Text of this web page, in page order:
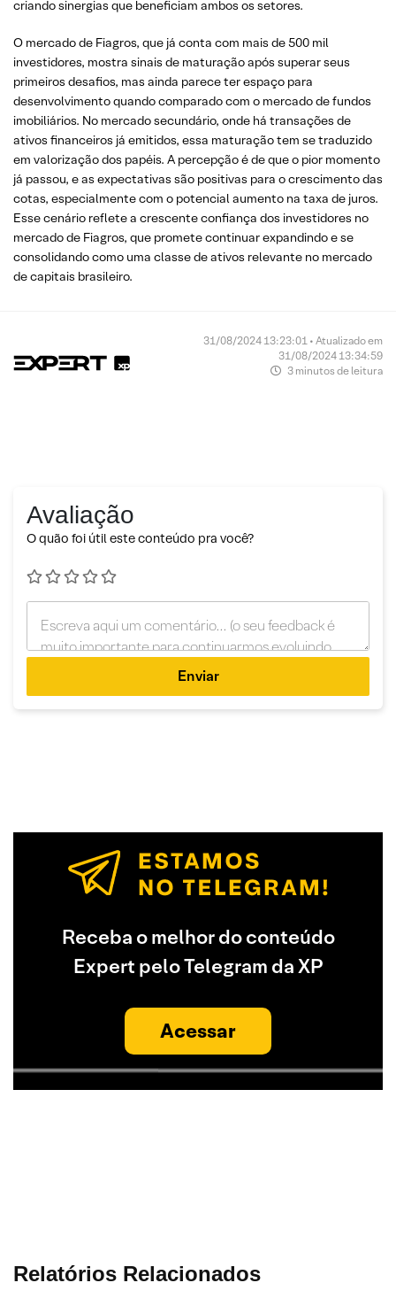
criando sinergias que beneficiam ambos os setores.
O mercado de Fiagros, que já conta com mais de 500 mil
investidores, mostra sinais de maturação após superar seus
primeiros desafios, mas ainda parece ter espaço para
desenvolvimento quando comparado com o mercado de fundos
imobiliários. No mercado secundário, onde há transações de
ativos financeiros já emitidos, essa maturação tem se traduzido
em valorização dos papéis. A percepção é de que o pior momento
já passou, e as expectativas são positivas para o crescimento das
cotas, especialmente com o potencial aumento na taxa de juros.
Esse cenário reflete a crescente confiança dos investidores no
mercado de Fiagros, que promete continuar expandindo e se
consolidando como uma classe de ativos relevante no mercado
de capitais brasileiro.
31/08/2024 13:23:01 • Atualizado em
31/08/2024 13:34:59
3 minutos de leitura
Avaliação
O quão foi útil este conteúdo pra você?
Enviar
Receba o melhor do conteúdo
Expert pelo Telegram da XP
Acessar
Relatórios Relacionados